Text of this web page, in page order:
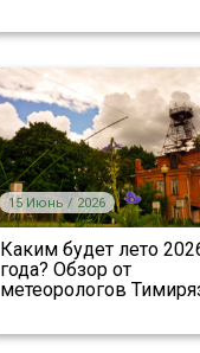
15 Июнь / 2026
Каким будет лето
года? Обзор от
метеорологов